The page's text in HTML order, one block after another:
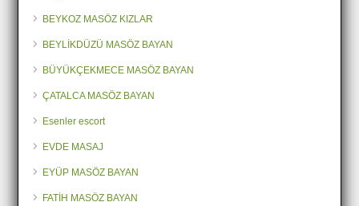
BEYKOZ MASÖZ KIZLAR
BEYLİKDÜZÜ MASÖZ BAYAN
BÜYÜKÇEKMECE MASÖZ BAYAN
ÇATALCA MASÖZ BAYAN
Esenler escort
EVDE MASAJ
EYÜP MASÖZ BAYAN
FATİH MASÖZ BAYAN